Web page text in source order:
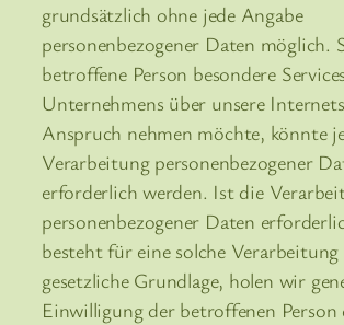
grundsätzlich ohne jede Angabe
personenbezogener Daten möglich.
betroffene Person besondere
Unternehmens über unsere
Anspruch nehmen möchte, könnte
Verarbeitung personenbezogener
erforderlich werden. Ist die
personenbezogener Daten
besteht für eine solche Verarbeitung
gesetzliche Grundlage, holen wir
Einwilligung der betroffenen Person